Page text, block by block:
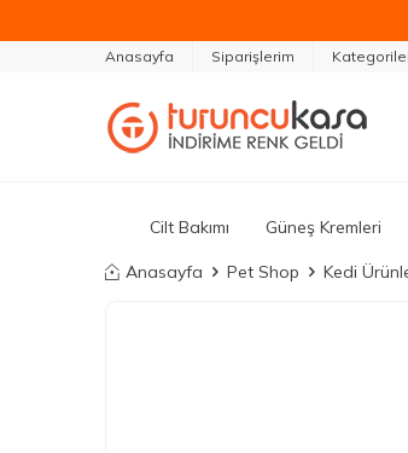
Anasayfa Siparişlerim
Cilt Bakımı Güneş Kremleri
Anasayfa Pet Shop Kedi